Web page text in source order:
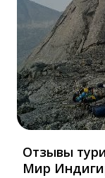
Отзывы
Мир